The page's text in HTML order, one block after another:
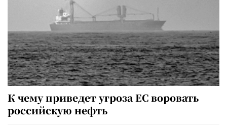
К чему приведет угроза ЕС воровать
российскую нефть